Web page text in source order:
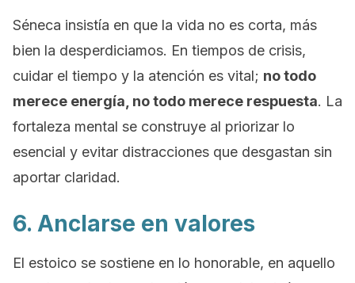
Séneca insistía en que la vida no es corta, más
bien la desperdiciamos. En tiempos de crisis,
cuidar el tiempo y la atención es vital; no todo
merece energía, no todo merece respuesta. La
fortaleza mental se construye al priorizar lo
esencial y evitar distracciones que desgastan sin
aportar claridad.
6. Anclarse en valores
El estoico se sostiene en lo honorable, en aquello